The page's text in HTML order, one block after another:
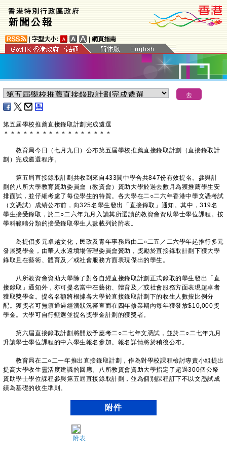
字型大小: 網頁指南
第五屆學校推薦直接錄取計劃完成遴選
＊ ＊ ＊ ＊ ＊ ＊ ＊ ＊ ＊ ＊ ＊ ＊ ＊ ＊ ＊ ＊ ＊
教育局今日（七月九日）公布第五屆學校推薦直接錄取計劃（直接錄取計
劃）完成遴選程序。
第五屆直接錄取計劃共收到來自433間中學合共847份有效提名。參與計
劃的八所大學教育資助委員會（教資會）資助大學於過去數月為獲推薦學生安
排面試，並仔細考慮了每位學生的特質。各大學在二○二六年香港中學文憑考試
（文憑試）成績公布前，向325名學生發出「直接錄取」通知。其中，319名
學生接受錄取，於二○二六年九月入讀其所選讀的教資會資助學士學位課程。按
學科範疇分類的接受錄取學生人數載列於附表。
為提倡多元卓越文化，民政及青年事務局由二○二五／二六學年起推行多元
發展獎學金，由華人永遠墳場管理委員會贊助，獎勵於直接錄取計劃下獲大學
錄取且在藝術、體育及╱或社會服務方面表現傑出的學生。
八所教資會資助大學除了對各自經直接錄取計劃正式錄取的學生發出「直
接錄取」通知外，亦可提名當中在藝術、體育及╱或社會服務方面表現超卓者
獲取獎學金。提名名額將根據各大學於直接錄取計劃下的收生人數按比例分
配。獲獎者可無須通過經濟狀況審查而在四年修業期內每年獲發放$10,000獎
學金。大學可自行甄選並提名獎學金計劃的獲獎者。
第六屆直接錄取計劃將開放予應考二○二七年文憑試，並於二○二七年九月
升讀學士學位課程的中六學生報名參加。報名詳情將於稍後公布。
教育局在二○二一年推出直接錄取計劃，作為對學校課程檢討專責小組提出
提高大學收生靈活度建議的回應。八所教資會資助大學指定了超過300個公帑
資助學士學位課程參與第五屆直接錄取計劃，並為個別課程訂下不以文憑試成
績為基礎的收生準則。
附件
附表